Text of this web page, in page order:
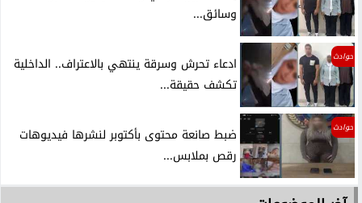
وسائق...
حوادث
ادعاء تحرش وسرقة ينتهي بالاعتراف.. الداخلية
تكشف حقيقة...
حوادث
ضبط صانعة محتوى بأكتوبر لنشرها فيديوهات
رقص بملابس...